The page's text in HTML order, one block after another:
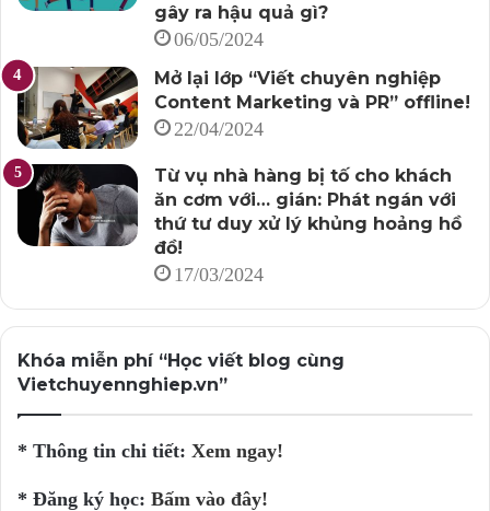
gây ra hậu quả gì?
06/05/2024
Mở lại lớp “Viết chuyên nghiệp
Content Marketing và PR” offline!
22/04/2024
Từ vụ nhà hàng bị tố cho khách
ăn cơm với… gián: Phát ngán với
thứ tư duy xử lý khủng hoảng hồ
đồ!
17/03/2024
Khóa miễn phí “Học viết blog cùng
Vietchuyennghiep.vn”
* Thông tin chi tiết: Xem ngay!
* Đăng ký học: Bấm vào đây!